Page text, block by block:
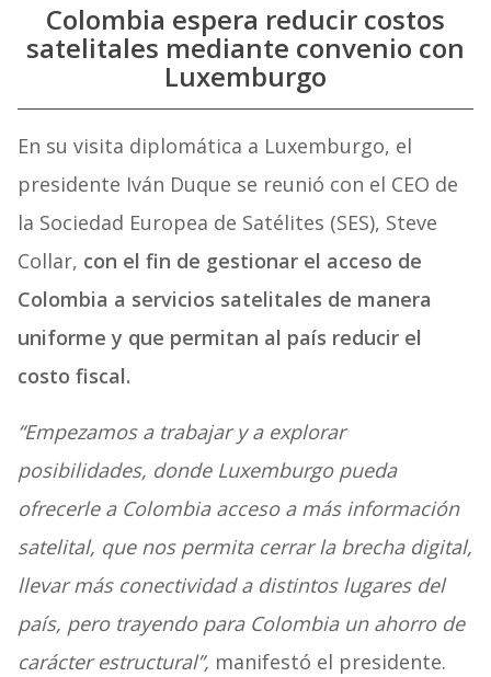
Colombia espera reducir costos
satelitales mediante convenio con
Luxemburgo
En su visita diplomática a Luxemburgo, el
presidente Iván Duque se reunió con el CEO de
la Sociedad Europea de Satélites (SES), Steve
Collar, con el fin de gestionar el acceso de
Colombia a servicios satelitales de manera
uniforme y que permitan al país reducir el
costo fiscal.
“Empezamos a trabajar y a explorar
posibilidades, donde Luxemburgo pueda
ofrecerle a Colombia acceso a más información
satelital, que nos permita cerrar la brecha digital,
llevar más conectividad a distintos lugares del
país, pero trayendo para Colombia un ahorro de
carácter estructural”, manifestó el presidente.